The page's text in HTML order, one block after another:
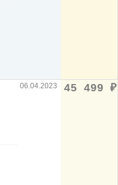
06.04.2023 45 499 ₽